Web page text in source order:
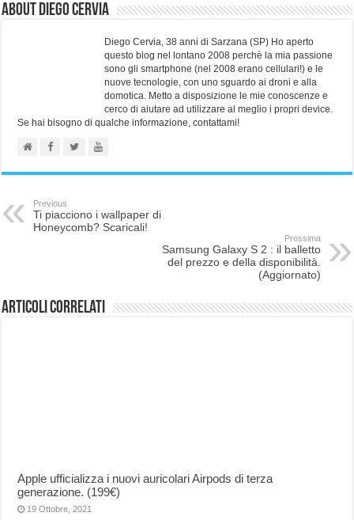
About Diego Cervia
Diego Cervia, 38 anni di Sarzana (SP) Ho aperto
questo blog nel lontano 2008 perchè la mia passione
sono gli smartphone (nel 2008 erano cellulari!) e le
nuove tecnologie, con uno sguardo ai droni e alla
domotica. Metto a disposizione le mie conoscenze e
cerco di aiutare ad utilizzare al meglio i propri device.
Se hai bisogno di qualche informazione, contattami!
Previous
Ti piacciono i wallpaper di
Honeycomb? Scaricali!
Prossima
Samsung Galaxy S 2 : il balletto
del prezzo e della disponibilità.
(Aggiornato)
Articoli correlati
Apple ufficializza i nuovi auricolari Airpods di terza
generazione. (199€)
19 Ottobre, 2021